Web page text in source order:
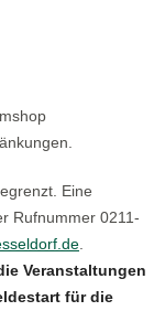
Eine
Rufnummer 0211-
.
Veranstaltungen
für die